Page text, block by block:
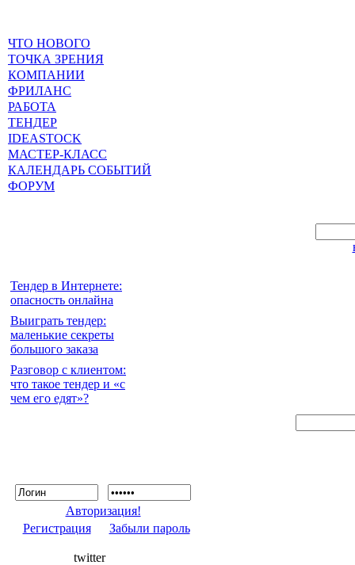
ЧТО НОВОГО
ТОЧКА ЗРЕНИЯ
КОМПАНИИ
ФРИЛАНС
РАБОТА
ТЕНДЕР
IDEASTOCK
МАСТЕР-КЛАСС
КАЛЕНДАРЬ СОБЫТИЙ
ФОРУМ
Тендер в Интернете:
опасность онлайна
Выиграть тендер:
маленькие секреты
большого заказа
Разговор с клиентом:
что такое тендер и «с
чем его едят»?
Авторизация!
Регистрация
Забыли пароль
twitter